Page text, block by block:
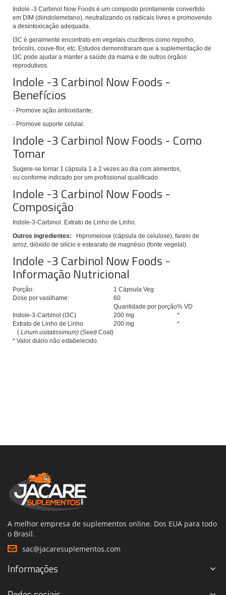
Indole -3 Carbinol Now Foods é um composto prontamente convertido
em DIM (diindolemetano), neutralizando os radicais livres e promovendo
a desintoxicação adequada.
I3C é geralmente encontrato em vegetais crucíferos como repolho,
brócolis, couve-flor, etc. Estudos demonstraram que a suplementação de
I3C pode ajudar a manter a saúde da mama e de outros órgãos
reprodutivos.
Indole -3 Carbinol Now Foods -
Benefícios
- Promove ação antioxidante;
- Promove suporte celular.
Indole -3 Carbinol Now Foods - Como
Tomar
Sugere-se tomar 1 cápsula 1 a 2 vezes ao dia com alimentos,
ou conforme indicado por um profissional qualificado.
Indole -3 Carbinol Now Foods -
Composição
Indole-3-Carbinol. Extrato de Linho de Linho.
Outros ingredientes:
Hipromelose (cápsula de celulose), farelo de
arroz, dióxido de silício e estearato de magnésio (fonte vegetal).
Indole -3 Carbinol Now Foods -
Informação Nutricional
Porção:
1 Cápsula Veg
Dose por vasilhame:
60
Quantidade por porção% VD
* Valor diário não estabelecido.
Indole-3-Carbinol (I3C) 200 mg
*
Extrato de Linho de Linho
( Linum usitatissimum) (Seed Coat)
200 mg *
A melhor empresa de suplementos online. Dos EUA para todo
o Brasil.
sac@jacaresuplementos.com
Informações